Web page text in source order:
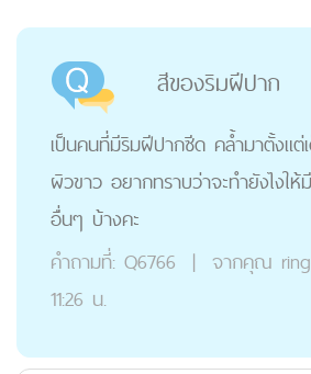
สีของริมฝีปาก
เป็นคนที่มีริมฝีปากซีด คล้ำมาตั้งแ
ผิวขาว อยากทราบว่าจะทำยังไงใ
อื่นๆ บ้างคะ
คำถามที่: Q6766 | จากคุณ
11:26 น.